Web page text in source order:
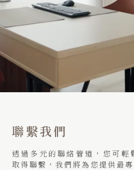
聯繫我們
透過多元的聯絡管道，您可輕
取得聯繫，我們將為您提供最專